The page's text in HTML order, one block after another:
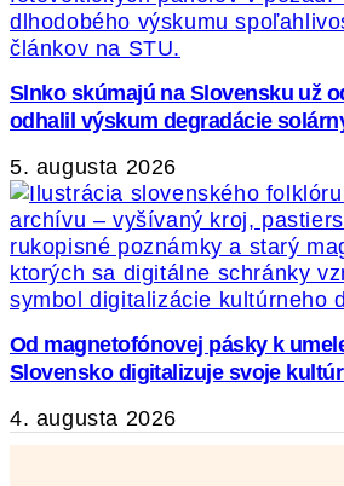
Slnko skúmajú na Slovensku už
odhalil výskum degradácie
5. augusta 2026
Od magnetofónovej pásky k
Slovensko digitalizuje svoje
4. augusta 2026